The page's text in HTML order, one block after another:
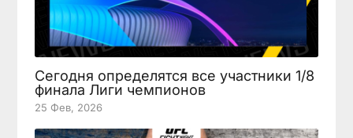
Сегодня определятся все участники 1/8
финала Лиги чемпионов
25 Фев, 2026